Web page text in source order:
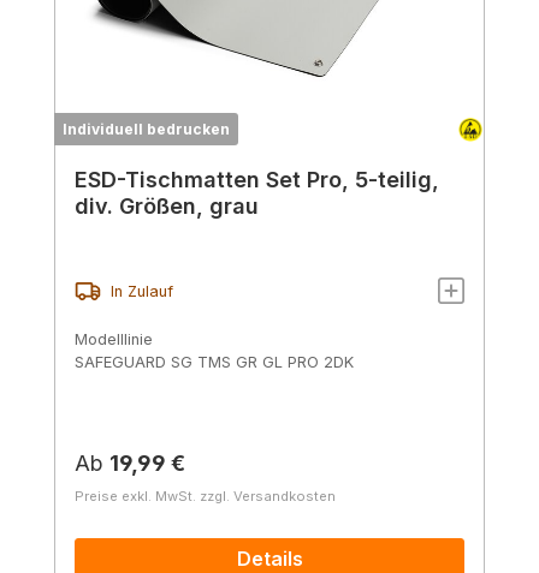
Individuell bedrucken
ESD-Tischmatten Set Pro, 5-teilig,
div. Größen, grau
In Zulauf
Modelllinie
SAFEGUARD SG TMS GR GL PRO 2DK
Regulärer Preis:
Ab 19,99 €
Preise exkl. MwSt. zzgl. Versandkosten
Details